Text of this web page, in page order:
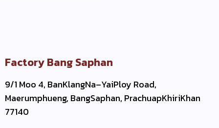
Factory Bang Saphan
9/1 Moo 4, BanKlangNa–YaiPloy Road,
Maerumphueng, BangSaphan, PrachuapKhiriKhan
77140